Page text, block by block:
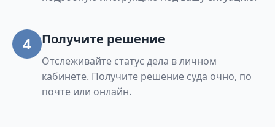
4 Получите решение
Отслеживайте статус дела в личном
кабинете. Получите решение суда очно, по
почте или онлайн.